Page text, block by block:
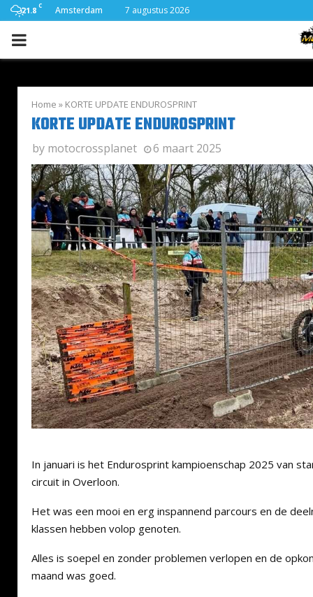
21.8 C Amsterdam 7 augustus 2026
PRIMARY
Home » KORTE UPDATE ENDUROSPRINT
KORTE UPDATE ENDUROSPRINT
by motocrossplanet 6 maart 2025
In januari is het Endurosprint kampioenschap 2025 van
circuit in Overloon.
Het was een mooi en erg inspannend parcours en de
klassen hebben volop genoten.
Alles is soepel en zonder problemen verlopen en de
maand was goed.